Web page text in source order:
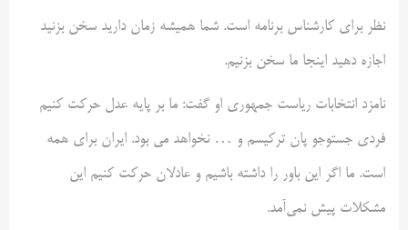
نظر برای کارشناس برنامه است. شما همیشه زمان دارید سخن بزنید
اجازه دهید اینجا ما سخن بزنیم.
نامزد انتخابات ریاست جمهوری او گفت: ما بر پایه عدل حرکت کنیم
فردی جستوجو پان ترکیسم و … نخواهد می بود. ایران برای همه
است. ما اگر این باور را داشته باشیم و عادلان حرکت کنیم این
مشکلات پیش نمی‌آمد.